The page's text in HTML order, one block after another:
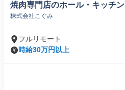
焼肉専門店のホール・キッチン
株式会社こぐみ
フルリモート
時給30万円以上